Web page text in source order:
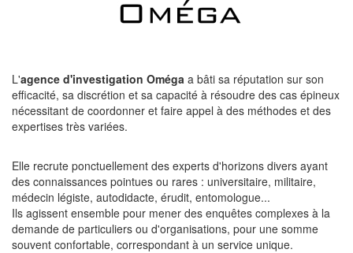
L'agence d'investigation Oméga a bâti sa réputation sur son
efficacité, sa discrétion et sa capacité à résoudre des cas épineux
nécessitant de coordonner et faire appel à des méthodes et des
expertises très variées.
Elle recrute ponctuellement des experts d'horizons divers ayant
des connaissances pointues ou rares : universitaire, militaire,
médecin légiste, autodidacte, érudit, entomologue...
Ils agissent ensemble pour mener des enquêtes complexes à la
demande de particuliers ou d'organisations, pour une somme
souvent confortable, correspondant à un service unique.